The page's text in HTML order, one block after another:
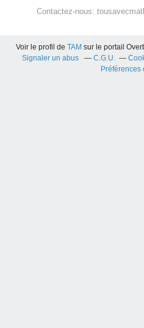
Contactez-nous:
Voir le profil deTAM sur le portail
Signaler un abus
C.G.U.
Préférences